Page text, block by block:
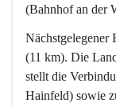
(Bahnhof an der
Nächstgelegener
(11 km). Die
stellt die
Hainfeld) sowie